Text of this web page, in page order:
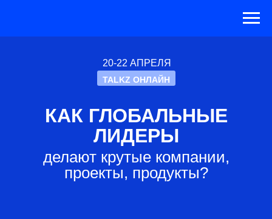
делают крутые компании,
проекты, продукты?
20-22 АПРЕЛЯ
TALKZ ОНЛАЙН
КАК ГЛОБАЛЬНЫЕ
ЛИДЕРЫ